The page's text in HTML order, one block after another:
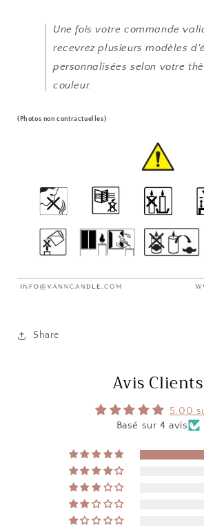
Une fois votre commande
recevrez plusieurs modèles
personnalisées selon votre
couleur.
(Photos non contractuelles)
Share
Avis Clients
5.00
Basé sur 4 avis